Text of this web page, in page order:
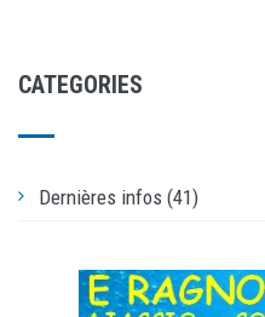
CATEGORIES
Dernières infos (41)